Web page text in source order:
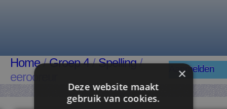
Home/Groep 4/Spelling/
eerooreur
Aanmelden
×
Deze website maakt
gebruik van cookies.